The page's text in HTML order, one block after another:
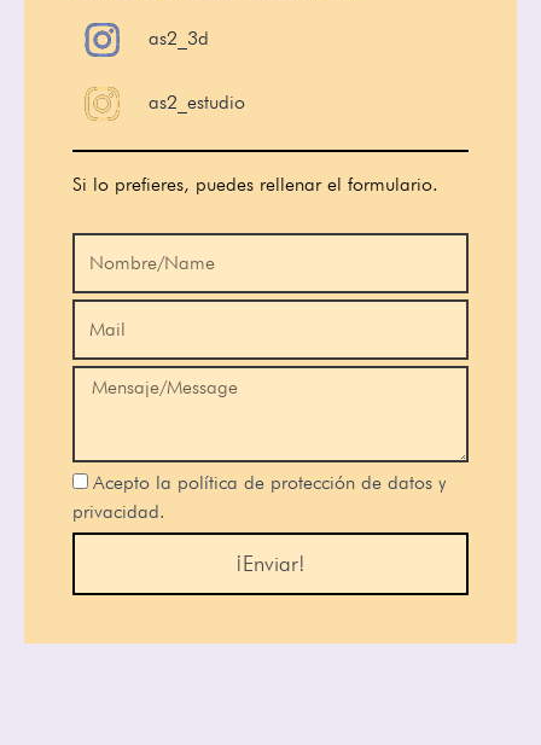
as2_3d
as2_estudio
Si lo prefieres, puedes rellenar el formulario.
Acepto la política de protección de datos y
privacidad.
¡Enviar!